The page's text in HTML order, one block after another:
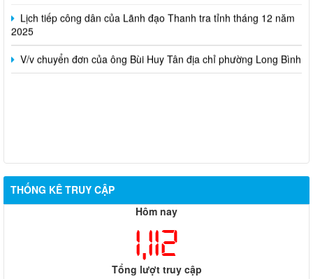
Lịch tiếp công dân của Lãnh đạo Thanh tra tỉnh tháng 12 năm
2025
V/v chuyển đơn của ông Bùi Huy Tân địa chỉ phường Long Bình
THỐNG KÊ TRUY CẬP
Hôm nay
1,112
Tổng lượt truy cập